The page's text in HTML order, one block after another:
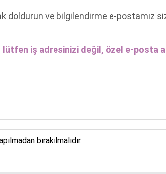
doldurun ve bilgilendirme e-postamız
lütfen iş adresinizi değil, özel e-posta
bırakılmalıdır.